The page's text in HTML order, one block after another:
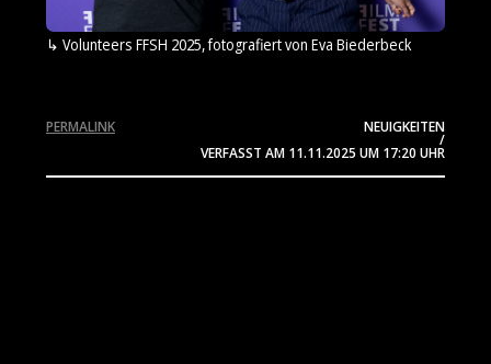
Volunteers FFSH 2025, fotografiert von Eva Biederbeck
NEUIGKEITEN
/
VERFASST AM 11.11.2025 UM 17:20 UHR
PERMALINK